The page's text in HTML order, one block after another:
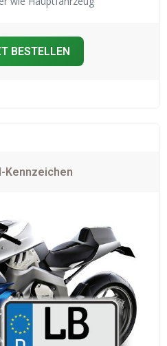
BESTELLEN
Kennzeichen